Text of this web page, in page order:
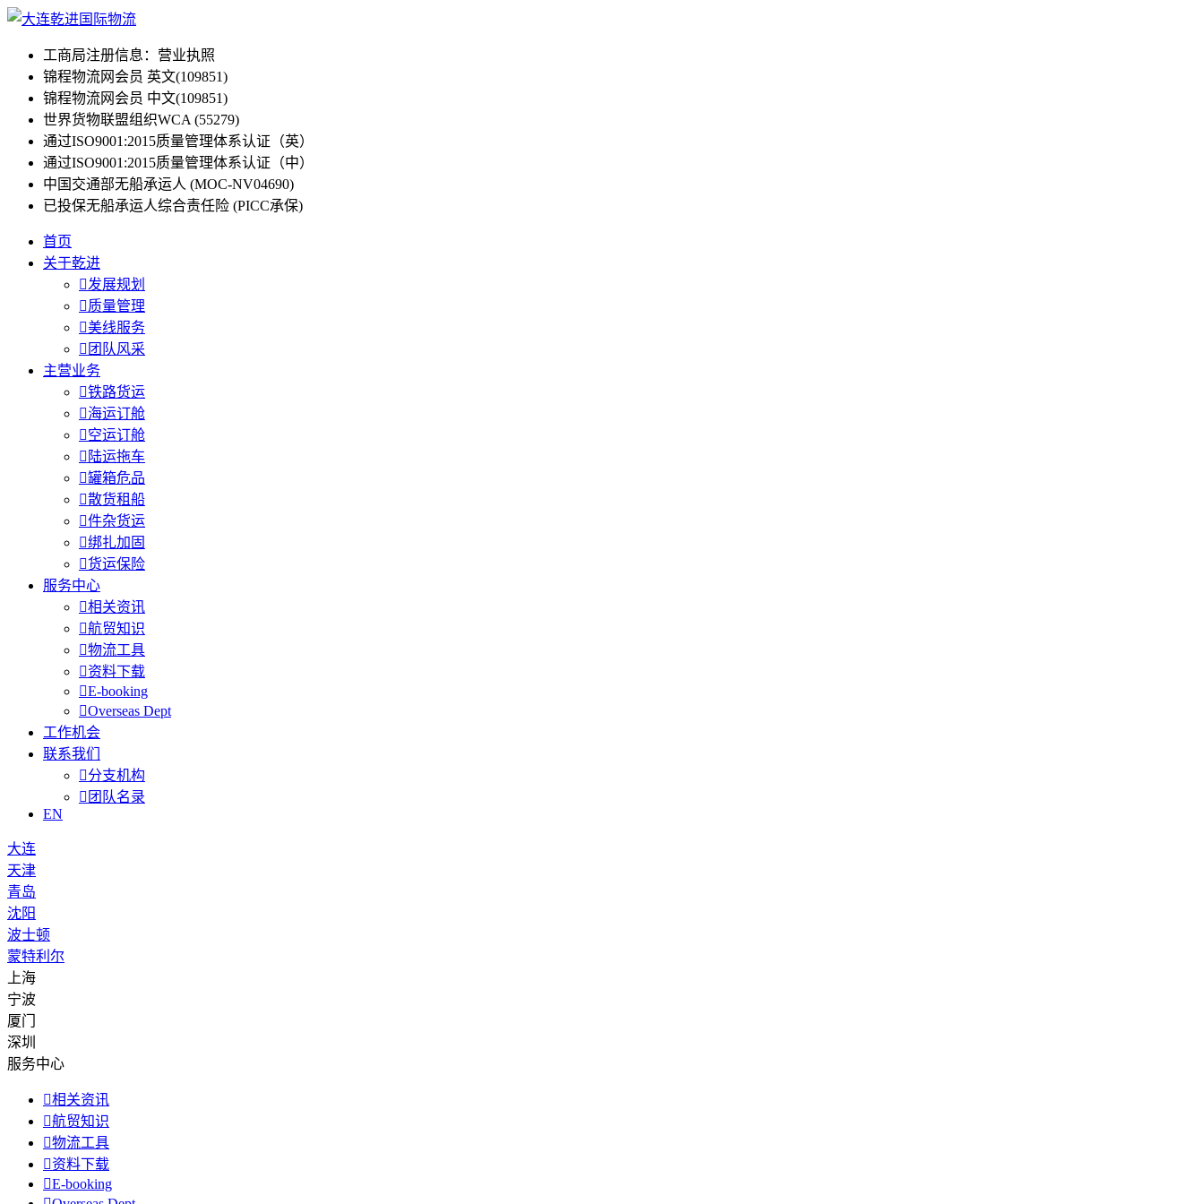
工商局注册信息：营业执照
锦程物流网会员 英文(109851)
锦程物流网会员 中文(109851)
世界货物联盟组织WCA (55279)
通过ISO9001:2015质量管理体系认证（英）
通过ISO9001:2015质量管理体系认证（中）
中国交通部无船承运人 (MOC-NV04690)
已投保无船承运人综合责任险 (PICC承保)
首页
关于乾进
发展规划
质量管理
美线服务
 团队风采
主营业务
铁路货运
海运订舱
空运订舱
 陆运拖车
罐箱危品
散货租船
件杂货运
绑扎加固
货运保险
服务中心
相关资讯
航贸知识
物流工具
资料下载
E-booking
Overseas Dept
工作机会
联系我们
分支机构
 团队名录
EN
大连
天津
青岛
沈阳
波士顿
蒙特利尔
上海
宁波
厦门
深圳
服务中心
相关资讯
航贸知识
物流工具
资料下载
E-booking